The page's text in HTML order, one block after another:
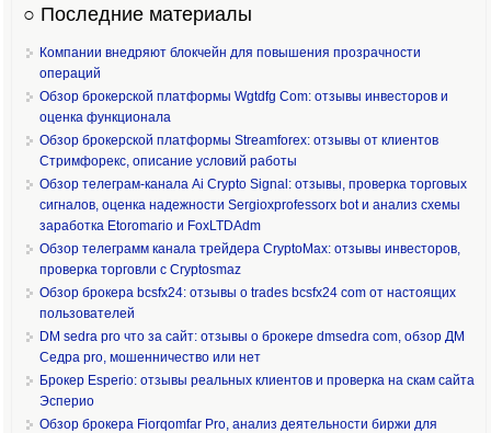
○ Последние материалы
Компании внедряют блокчейн для повышения прозрачности
операций
Обзор брокерской платформы Wgtdfg Com: отзывы инвесторов и
оценка функционала
Обзор брокерской платформы Streamforex: отзывы от клиентов
Стримфорекс, описание условий работы
Обзор телеграм-канала Ai Crypto Signal: отзывы, проверка торговых
сигналов, оценка надежности Sergioxprofessorx bot и анализ схемы
заработка Etoromario и FoxLTDAdm
Обзор телеграмм канала трейдера CryptoMax: отзывы инвесторов,
проверка торговли с Cryptosmaz
Обзор брокера bcsfx24: отзывы о trades bcsfx24 com от настоящих
пользователей
DM sedra pro что за сайт: отзывы о брокере dmsedra com, обзор ДМ
Седра pro, мошенничество или нет
Брокер Esperio: отзывы реальных клиентов и проверка на скам сайта
Эсперио
Обзор брокера Fiorqomfar Pro, анализ деятельности биржи для